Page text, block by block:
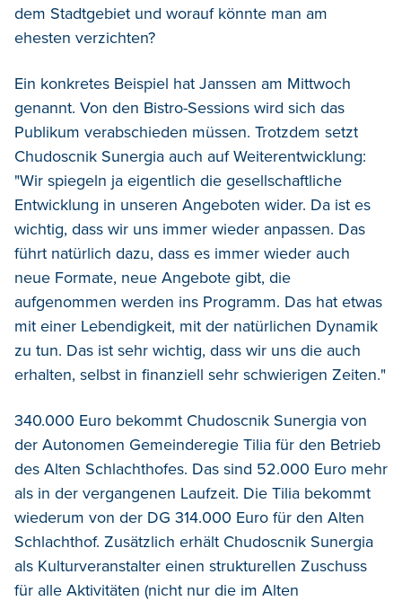
dem Stadtgebiet und worauf könnte man am
ehesten verzichten?
Ein konkretes Beispiel hat Janssen am Mittwoch
genannt. Von den Bistro-Sessions wird sich das
Publikum verabschieden müssen. Trotzdem setzt
Chudoscnik Sunergia auch auf Weiterentwicklung:
"Wir spiegeln ja eigentlich die gesellschaftliche
Entwicklung in unseren Angeboten wider. Da ist es
wichtig, dass wir uns immer wieder anpassen. Das
führt natürlich dazu, dass es immer wieder auch
neue Formate, neue Angebote gibt, die
aufgenommen werden ins Programm. Das hat etwas
mit einer Lebendigkeit, mit der natürlichen Dynamik
zu tun. Das ist sehr wichtig, dass wir uns die auch
erhalten, selbst in finanziell sehr schwierigen Zeiten."
340.000 Euro bekommt Chudoscnik Sunergia von
der Autonomen Gemeinderegie Tilia für den Betrieb
des Alten Schlachthofes. Das sind 52.000 Euro mehr
als in der vergangenen Laufzeit. Die Tilia bekommt
wiederum von der DG 314.000 Euro für den Alten
Schlachthof. Zusätzlich erhält Chudoscnik Sunergia
als Kulturveranstalter einen strukturellen Zuschuss
für alle Aktivitäten (nicht nur die im Alten